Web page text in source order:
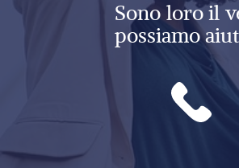
Sono loro il
possiamo